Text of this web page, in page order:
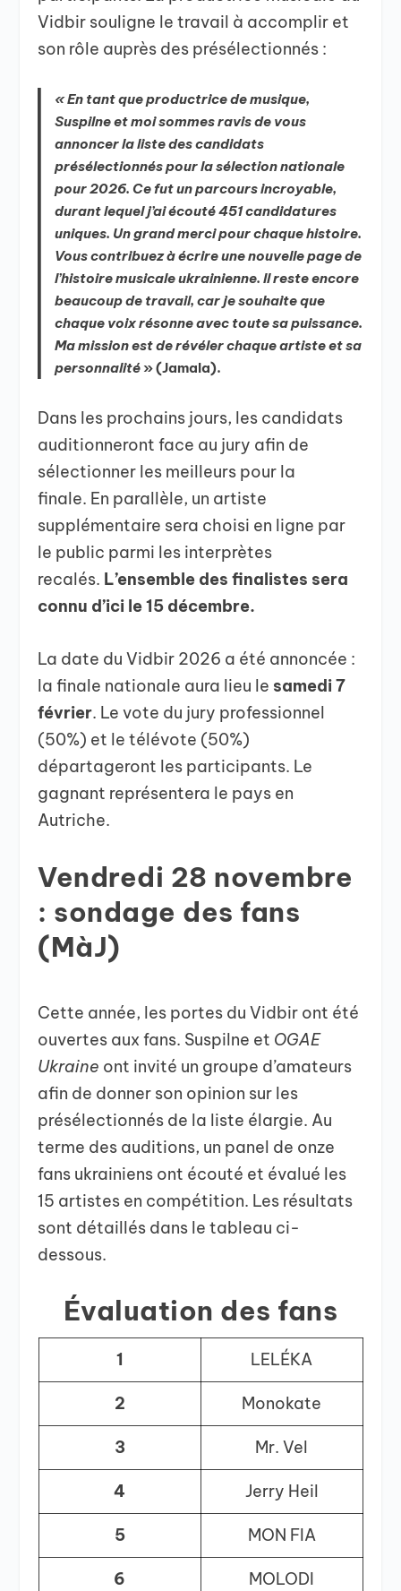
Vidbir souligne le travail à accomplir et
son rôle auprès des présélectionnés :
« En tant que productrice de musique,
Suspilne et moi sommes ravis de vous
annoncer la liste des candidats
présélectionnés pour la sélection nationale
pour 2026. Ce fut un parcours incroyable,
durant lequel j’ai écouté 451 candidatures
uniques. Un grand merci pour chaque histoire.
Vous contribuez à écrire une nouvelle page de
l’histoire musicale ukrainienne. Il reste encore
beaucoup de travail, car je souhaite que
chaque voix résonne avec toute sa puissance.
Ma mission est de révéler chaque artiste et sa
personnalité » (Jamala).
Dans les prochains jours, les candidats
auditionneront face au jury afin de
sélectionner les meilleurs pour la
finale. En parallèle, un artiste
supplémentaire sera choisi en ligne par
le public parmi les interprètes
recalés. L’ensemble des finalistes sera
connu d’ici le 15 décembre.
La date du Vidbir 2026 a été annoncée :
la finale nationale aura lieu le samedi 7
février. Le vote du jury professionnel
(50%) et le télévote (50%)
départageront les participants. Le
gagnant représentera le pays en
Autriche.
Vendredi 28 novembre
: sondage des fans
(MàJ)
Cette année, les portes du Vidbir ont été
ouvertes aux fans. Suspilne et OGAE
Ukraine ont invité un groupe d’amateurs
afin de donner son opinion sur les
présélectionnés de la liste élargie. Au
terme des auditions, un panel de onze
fans ukrainiens ont écouté et évalué les
15 artistes en compétition. Les résultats
sont détaillés dans le tableau ci-
dessous.
Évaluation des fans
1 LELÉKA
2 Monokate
3 Mr. Vel
4 Jerry Heil
5 MON FIA
6 MOLODI